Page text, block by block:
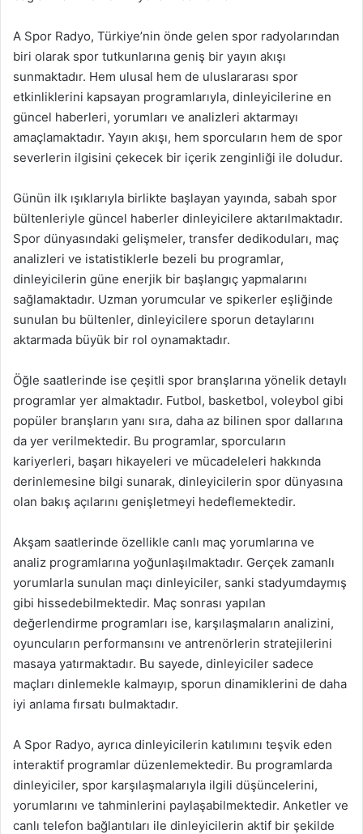
A Spor Radyo, Türkiye’nin önde gelen spor radyolarından
biri olarak spor tutkunlarına geniş bir yayın akışı
sunmaktadır. Hem ulusal hem de uluslararası spor
etkinliklerini kapsayan programlarıyla, dinleyicilerine en
güncel haberleri, yorumları ve analizleri aktarmayı
amaçlamaktadır. Yayın akışı, hem sporcuların hem de spor
severlerin ilgisini çekecek bir içerik zenginliği ile doludur.
Günün ilk ışıklarıyla birlikte başlayan yayında, sabah spor
bültenleriyle güncel haberler dinleyicilere aktarılmaktadır.
Spor dünyasındaki gelişmeler, transfer dedikoduları, maç
analizleri ve istatistiklerle bezeli bu programlar,
dinleyicilerin güne enerjik bir başlangıç yapmalarını
sağlamaktadır. Uzman yorumcular ve spikerler eşliğinde
sunulan bu bültenler, dinleyicilere sporun detaylarını
aktarmada büyük bir rol oynamaktadır.
Öğle saatlerinde ise çeşitli spor branşlarına yönelik detaylı
programlar yer almaktadır. Futbol, basketbol, voleybol gibi
popüler branşların yanı sıra, daha az bilinen spor dallarına
da yer verilmektedir. Bu programlar, sporcuların
kariyerleri, başarı hikayeleri ve mücadeleleri hakkında
derinlemesine bilgi sunarak, dinleyicilerin spor dünyasına
olan bakış açılarını genişletmeyi hedeflemektedir.
Akşam saatlerinde özellikle canlı maç yorumlarına ve
analiz programlarına yoğunlaşılmaktadır. Gerçek zamanlı
yorumlarla sunulan maçı dinleyiciler, sanki stadyumdaymış
gibi hissedebilmektedir. Maç sonrası yapılan
değerlendirme programları ise, karşılaşmaların analizini,
oyuncuların performansını ve antrenörlerin stratejilerini
masaya yatırmaktadır. Bu sayede, dinleyiciler sadece
maçları dinlemekle kalmayıp, sporun dinamiklerini de daha
iyi anlama fırsatı bulmaktadır.
A Spor Radyo, ayrıca dinleyicilerin katılımını teşvik eden
interaktif programlar düzenlemektedir. Bu programlarda
dinleyiciler, spor karşılaşmalarıyla ilgili düşüncelerini,
yorumlarını ve tahminlerini paylaşabilmektedir. Anketler ve
canlı telefon bağlantıları ile dinleyicilerin aktif bir şekilde